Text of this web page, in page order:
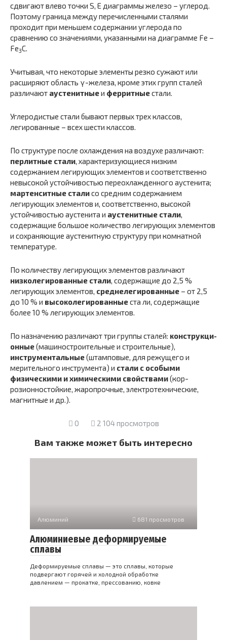
сдвигают влево точки S, Е диаграммы железо – углерод.
Поэтому граница между перечисленными сталями
проходит при меньшем содержании уг­лерода по
сравнению со значениями, указанными на диаграмме Fe –
Fe3С.
Учитывая, что некоторые элементы резко сужают или
расши­ряют область γ-железа, кроме этих групп сталей
различают ау­стенитныеи ферритныестали.
Углеродистые стали бывают первых трех классов,
легирован­ные – всех шести классов.
По структуре после охлаждения на воздухе различают:
пер­литные стали, характеризующиеся низким
содержанием леги­рующих элементов и соответственно
невысокой устойчивостью переохлажденного аустенита;
мартенситные сталисо средним со­держанием
легирующих элементов и, соответственно, высокой
устойчивостью аустенита и аустенитные стали,
содержащие большое количество легирующих элементов
и сохраняющие ау­стенитную структуру при комнатной
температуре.
По количеству легирующих элементов различают
низколеги­рованные стали, содержащие до 2,5 %
легирующих элементов, среднелегированные – от 2,5
до 10 % и высоколегированныеста ли, содержащие
более 10 % легирующих элементов.
По назначению различают три группы сталей: конструкци­
онные(машиностроительные и строительные),
инструменталь­ные(штамповые, для режущего и
мерительного инструмента) и стали с особыми
физическими и химическими свойствами(кор­
розионностойкие, жаропрочные, электротехнические,
магнит­ные и др.).
0 2 104 просмотров
Вам также может быть интересно
Алюминий 681 просмотров
Алюминиевые деформируемые
сплавы
Деформируемые сплавы — это сплавы, которые
подвергают горячей и холодной обработке
давлением — прокатке, прессованию, ковке